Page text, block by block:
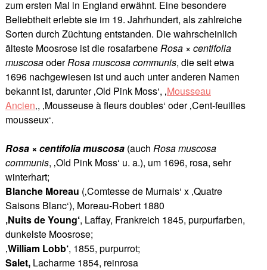
zum ersten Mal in England erwähnt. Eine besondere
Beliebtheit erlebte sie im 19. Jahrhundert, als zahlreiche
Sorten durch Züchtung entstanden. Die wahrscheinlich
älteste Moosrose ist die rosafarbeneRosa × centifolia
muscosaoderRosa muscosa communis, die seit etwa
1696 nachgewiesen ist und auch unter anderen Namen
bekannt ist, darunter ‚Old Pink Moss‘, ‚Mousseau
Ancien‚, ‚Mousseuse à fleurs doubles‘ oder ‚Cent-feuilles
mousseux‘.
Rosa × centifolia muscosa(auch Rosa muscosa
communis, ‚Old Pink Moss‘ u. a.), um 1696, rosa, sehr
winterhart;
Blanche Moreau (‚Comtesse de Murnais‘ x ‚Quatre
Saisons Blanc‘), Moreau-Robert 1880
‚Nuits de Young‘, Laffay, Frankreich 1845, purpurfarben,
dunkelste Moosrose;
‚William Lobb‘, 1855, purpurrot;
Salet,Lacharme 1854, reinrosa